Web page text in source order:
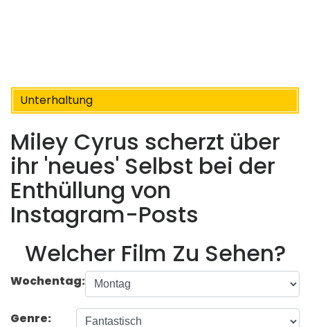
Unterhaltung
Miley Cyrus scherzt über
ihr 'neues' Selbst bei der
Enthüllung von
Instagram-Posts
Welcher Film Zu Sehen?
Wochentag:
Genre: